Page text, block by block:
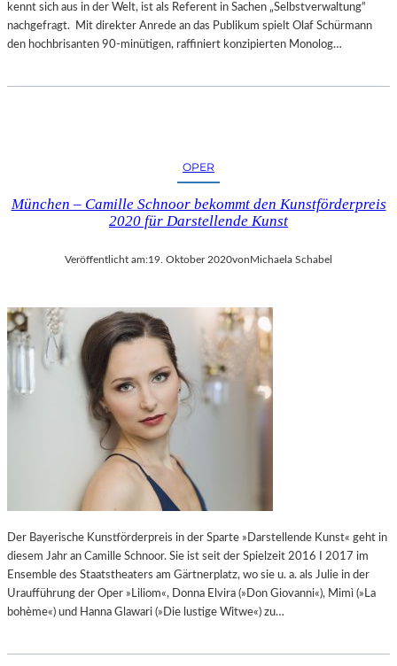
kennt sich aus in der Welt, ist als Referent in Sachen „Selbstverwaltung“
nachgefragt. Mit direkter Anrede an das Publikum spielt Olaf Schürmann
den hochbrisanten 90-minütigen, raffiniert konzipierten Monolog…
OPER
München – Camille Schnoor bekommt den Kunstförderpreis
2020 für Darstellende Kunst
Veröffentlicht am:19. Oktober 2020vonMichaela Schabel
Der Bayerische Kunstförderpreis in der Sparte »Darstellende Kunst« geht in
diesem Jahr an Camille Schnoor. Sie ist seit der Spielzeit 2016 I 2017 im
Ensemble des Staatstheaters am Gärtnerplatz, wo sie u. a. als Julie in der
Uraufführung der Oper »Liliom«, Donna Elvira (»Don Giovanni«), Mimì (»La
bohème«) und Hanna Glawari (»Die lustige Witwe«) zu…